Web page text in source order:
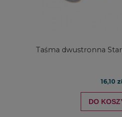
Taśma dwustronna
16,10
DO